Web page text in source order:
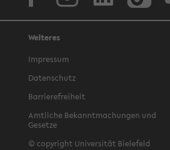
Weiteres
Impressum
Datenschutz
Barrierefreiheit
Amtliche Bekanntmachungen und
Gesetze
© copyright Universität Bielefeld